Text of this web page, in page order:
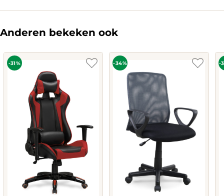
Anderen bekeken ook
-31% -34% -